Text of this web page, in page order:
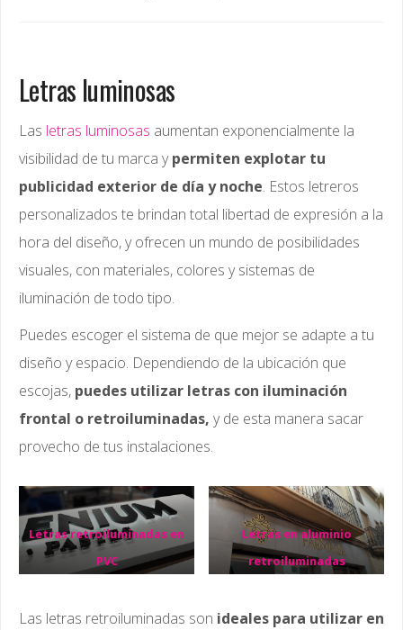
Letras luminosas
Las letras luminosas aumentan exponencialmente la
visibilidad de tu marca ypermiten explotar tu
publicidad exterior de día y noche. Estos letreros
personalizados te brindan total libertad de expresión a la
hora del diseño, y ofrecen un mundo de posibilidades
visuales, con materiales, colores y sistemas de
iluminación de todo tipo.
Puedes escoger el sistema de que mejor se adapte a tu
diseño y espacio. Dependiendo de la ubicación que
escojas, puedes utilizar letras con iluminación
frontal o retroiluminadas, y de esta manera sacar
provecho de tus instalaciones.
Letras retroiluminadas en
PVC
Letras en aluminio
retroiluminadas
Las letras retroiluminadas son ideales para utilizar en